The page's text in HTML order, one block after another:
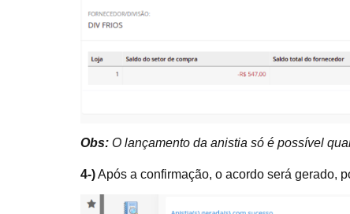
Obs: O lançamento da anistia só é possível
4-)Após a confirmação, o acordo será gerado,